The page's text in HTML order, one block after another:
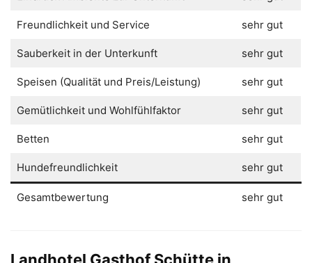
Freundlichkeit und Service sehr gut
Sauberkeit in der Unterkunft sehr gut
Speisen (Qualität und Preis/Leistung) sehr gut
Gemütlichkeit und Wohlfühlfaktor sehr gut
Betten sehr gut
Hundefreundlichkeit sehr gut
Gesamtbewertung sehr gut
Landhotel Gasthof Schütte in